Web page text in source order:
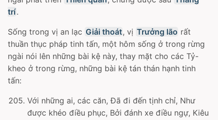
trí.
Sống trong vị an lạc Giải thoát, vị Trưởng lão rất
thuần thục pháp tinh tấn, một hôm sống ở trong rừng
ngài nói lên những bài kệ này, thay mặt cho các Tỷ-
kheo ở trong rừng, những bài kệ tán thán hạnh tinh
tấn:
Với những ai, các căn, Ðã đi đến tịnh chỉ, Như
được khéo điều phục, Bởi đánh xe điều ngự, Kiêu